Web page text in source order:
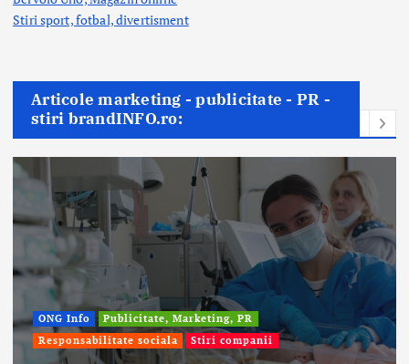
Stiri sport, fotbal,divertisment
Articole marketing - publicitate - PR -
stiri brandINFO.ro:
ONG Info
Publicitate, Marketing, PR
Responsabilitate sociala
Stiri companii